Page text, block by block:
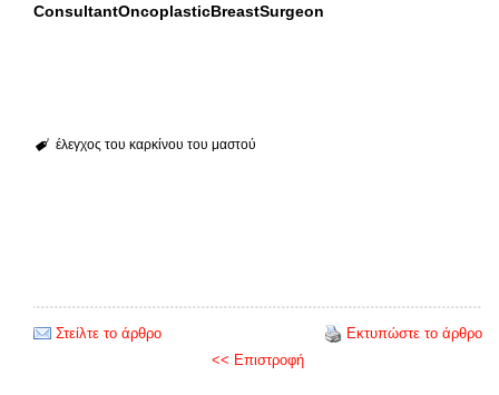
ConsultantOncoplasticBreastSurgeon
έλεγχος του καρκίνου του μαστού
Στείλτε το άρθρο
Εκτυπώστε το άρθρο
<< Επιστροφή